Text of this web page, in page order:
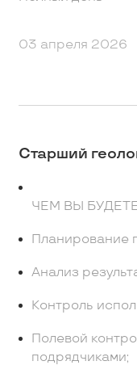
03 апреля 2026
Старший
ЧЕМ ВЫ
Планирование
Анализ
Контроль
Полевой
подрядчиками;